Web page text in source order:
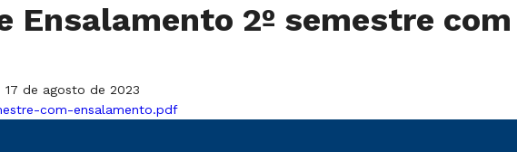
Ensalamento 2º semestre
17 de agosto de 2023
com-ensalamento.pdf